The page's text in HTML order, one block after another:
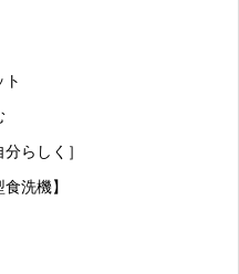
ト
らしく］
洗機】